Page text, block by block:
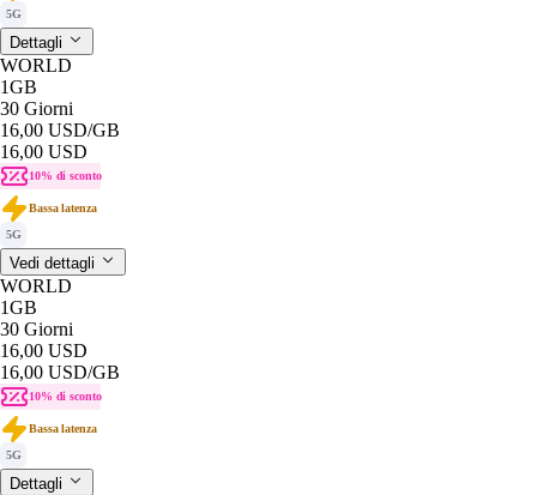
5G
Dettagli
WORLD
1GB
30 Giorni
16,00 USD/GB
16,00 USD
10% di sconto
Bassa latenza
5G
Vedi dettagli
WORLD
1GB
30 Giorni
16,00 USD
16,00 USD/GB
10% di sconto
Bassa latenza
5G
Dettagli